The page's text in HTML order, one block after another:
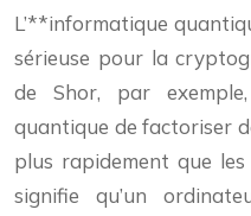
L’**informatique
sérieuse pour la
de Shor, par
quantique de factoriser
plus rapidement que les
signifie qu’un